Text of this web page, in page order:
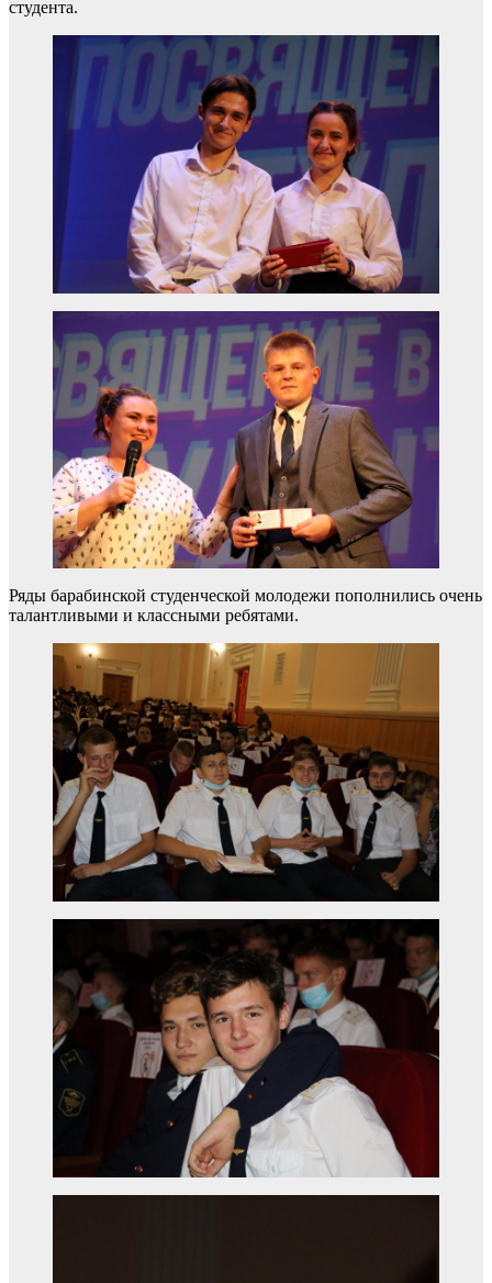
студента.
Ряды барабинской студенческой молодежи пополнились очень
талантливыми и классными ребятами.